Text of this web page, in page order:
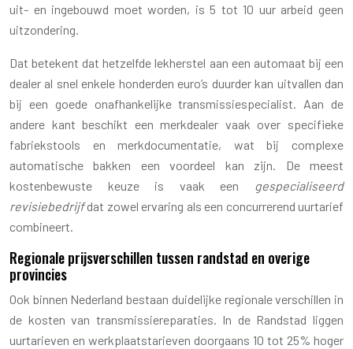
uit- en ingebouwd moet worden, is 5 tot 10 uur arbeid geen
uitzondering.
Dat betekent dat hetzelfde lekherstel aan een automaat bij een
dealer al snel enkele honderden euro’s duurder kan uitvallen dan
bij een goede onafhankelijke transmissiespecialist. Aan de
andere kant beschikt een merkdealer vaak over specifieke
fabriekstools en merkdocumentatie, wat bij complexe
automatische bakken een voordeel kan zijn. De meest
kostenbewuste keuze is vaak een gespecialiseerd
revisiebedrijfdat zowel ervaring als een concurrerend uurtarief
combineert.
Regionale prijsverschillen tussen randstad en overige
provincies
Ook binnen Nederland bestaan duidelijke regionale verschillen in
de kosten van transmissiereparaties. In de Randstad liggen
uurtarieven en werkplaatstarieven doorgaans 10 tot 25% hoger